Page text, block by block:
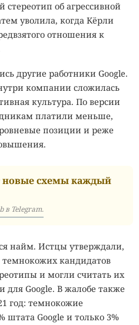
стереотип об агрессивной
уволила, когда Кёрли
отношения к
другие работники Google.
компании сложилась
культура. По версии
платили меньше,
позиции и реже
схемы каждый
в Telegram.
найм. Истцы утверждали,
кандидатов
и могли считать их
Google. В жалобе также
год: темнокожие
штата Google и только 3%